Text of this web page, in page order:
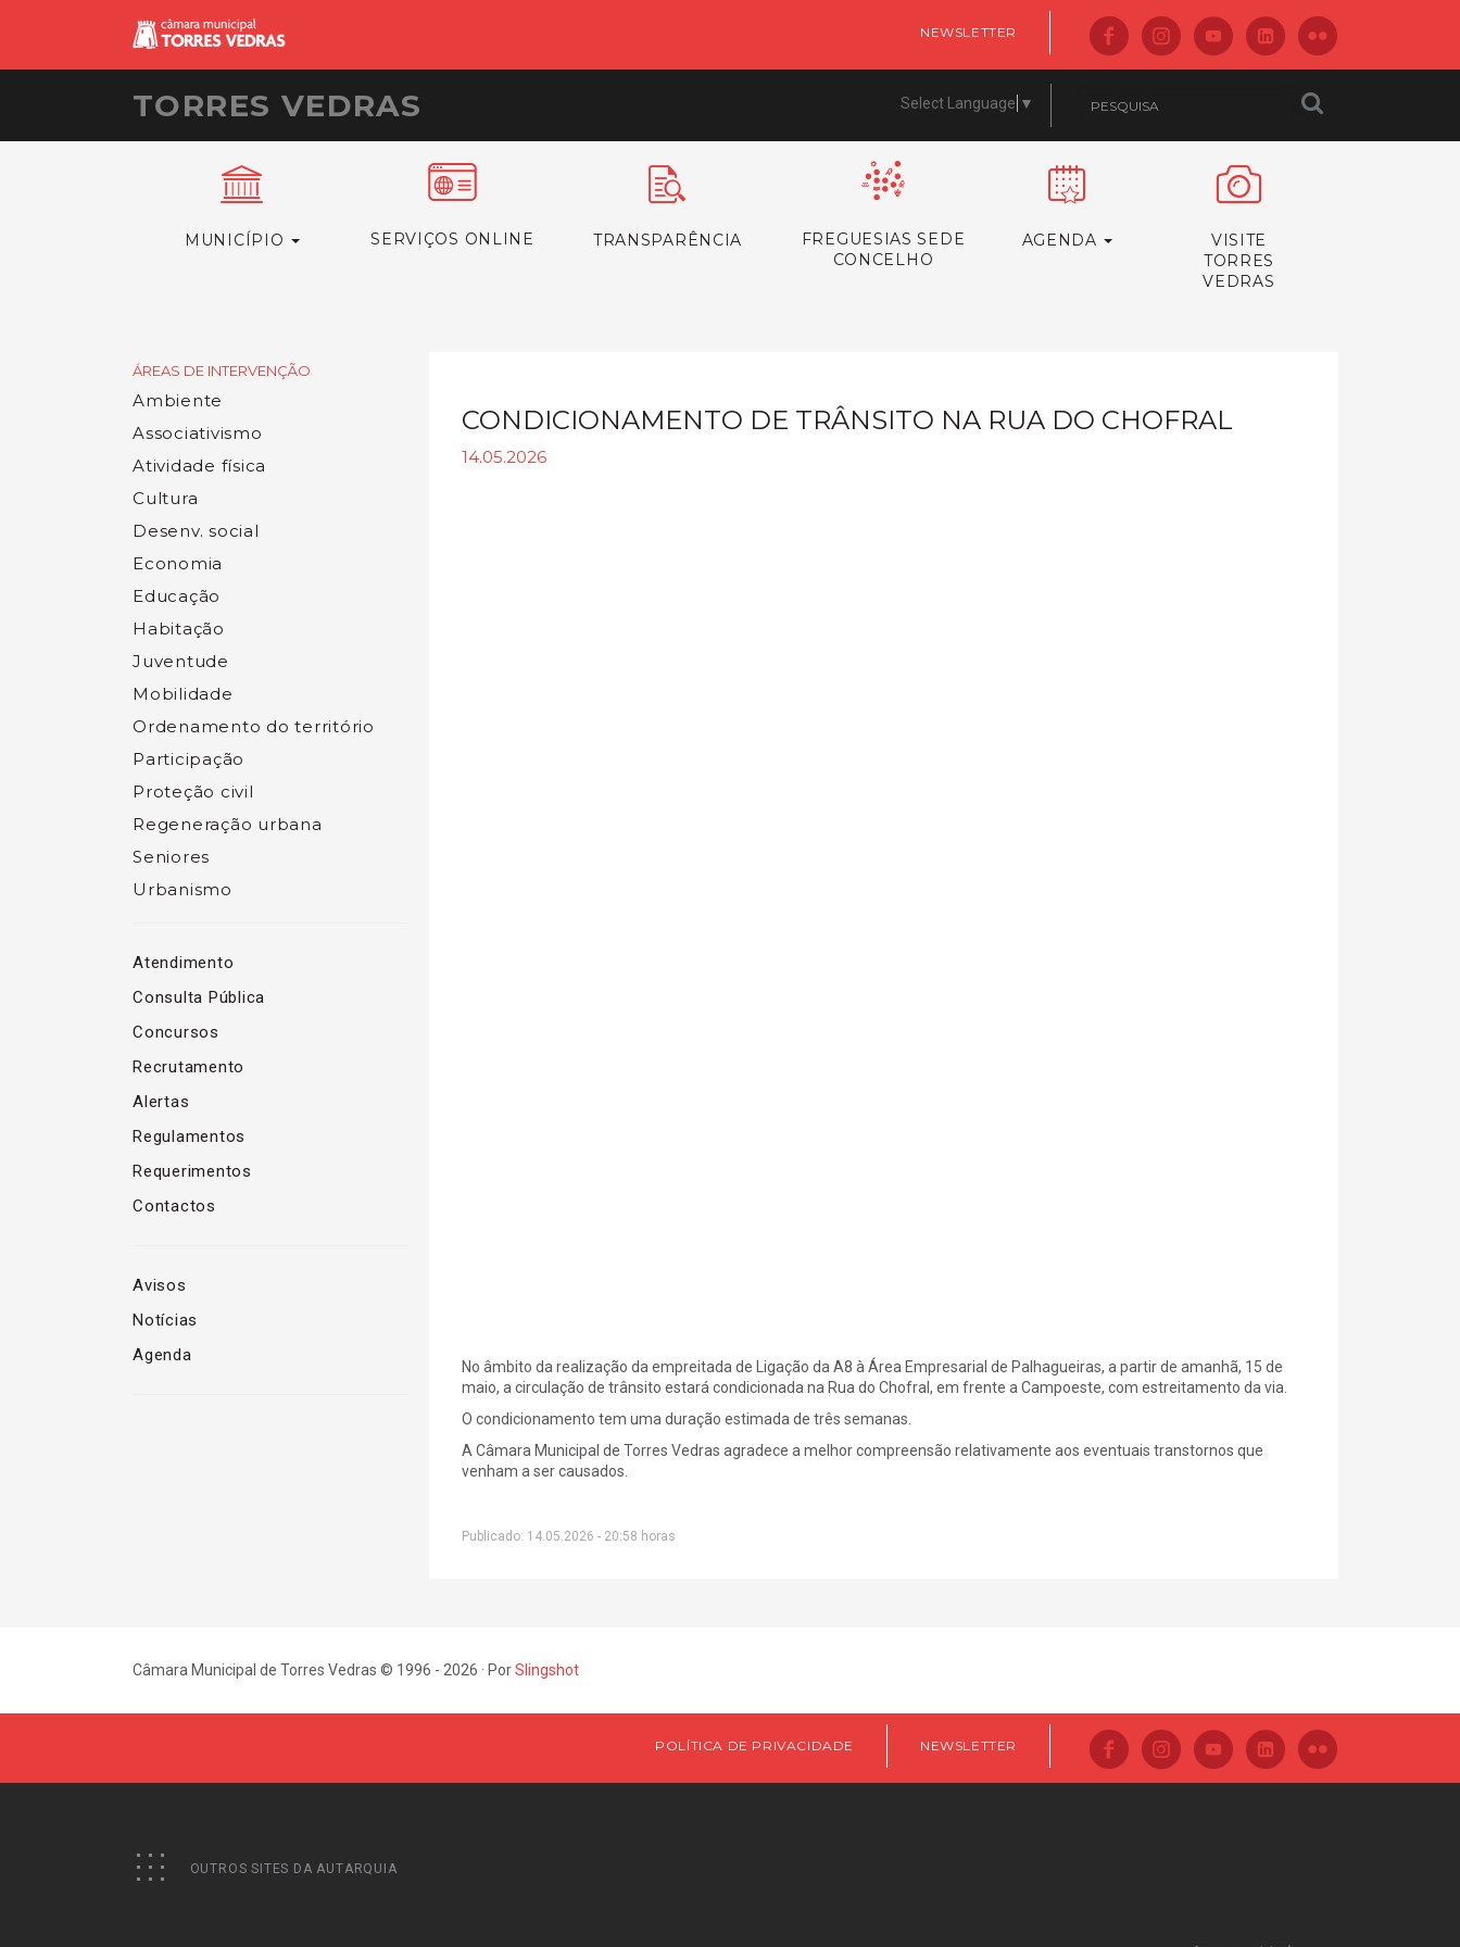
NEWSLETTER
TORRES VEDRAS Select Language ▼
MUNICÍPIO SERVIÇOS ONLINE TRANSPARÊNCIA
FREGUESIAS SEDE
CONCELHO
AGENDA
VISITE
TORRES
VEDRAS
ÁREAS DE INTERVENÇÃO
Ambiente
Associativismo
Atividade física
Cultura
Desenv. social
Economia
Educação
Habitação
Juventude
Mobilidade
Ordenamento do território
Participação
Proteção civil
Regeneração urbana
Seniores
Urbanismo
Atendimento
Consulta Pública
Concursos
Recrutamento
Alertas
Regulamentos
Requerimentos
Contactos
Avisos
Notícias
Agenda
CONDICIONAMENTO DE TRÂNSITO NA RUA DO CHOFRAL
14.05.2026
No âmbito da realização da empreitada de Ligação da A8 à Área Empresarial de Palhagueiras, a partir de amanhã, 15 de
maio, a circulação de trânsito estará condicionada na Rua do Chofral, em frente a Campoeste, com estreitamento da via.
O condicionamento tem uma duração estimada de três semanas.
A Câmara Municipal de Torres Vedras agradece a melhor compreensão relativamente aos eventuais transtornos que
venham a ser causados.
Publicado: 14.05.2026 - 20:58 horas
Câmara Municipal de Torres Vedras © 1996 - 2026 · PorSlingshot
POLÍTICA DE PRIVACIDADE NEWSLETTER
OUTROS SITES DA AUTARQUIA